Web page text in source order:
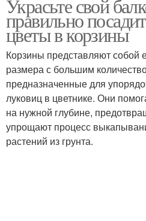
Растения к зиме
Выращивания в
корзинах
Украсьте свой
правильно
цветы в корзины
Корзины представляют собой
размера с большим
предназначенные для
луковиц в цветнике. Они
на нужной глубине,
упрощают процесс
растений из грунта.